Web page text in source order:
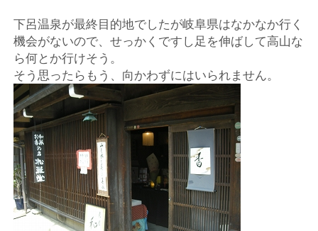
地
店
輸
入
婦
人
下呂温泉が最終目的地でしたが岐阜県はなかなか行く
機会がないので、せっかくですし足を伸ばして高山な
ら何とか行けそう。
そう思ったらもう、向かわずにはいられません。